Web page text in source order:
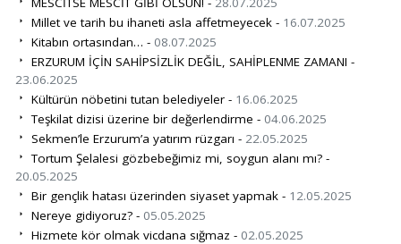
Millet ve tarih bu ihaneti asla affetmeyecek - 16.07.2025
Kitabın ortasından… - 08.07.2025
ERZURUM İÇİN SAHİPSİZLİK DEĞİL, SAHİPLENME ZAMANI -
23.06.2025
Kültürün nöbetini tutan belediyeler - 16.06.2025
Teşkilat dizisi üzerine bir değerlendirme - 04.06.2025
Sekmen’le Erzurum’a yatırım rüzgarı - 22.05.2025
Tortum Şelalesi gözbebeğimiz mi, soygun alanı mı? -
20.05.2025
Bir gençlik hatası üzerinden siyaset yapmak - 12.05.2025
Nereye gidiyoruz? - 05.05.2025
Hizmete kör olmak vicdana sığmaz - 02.05.2025